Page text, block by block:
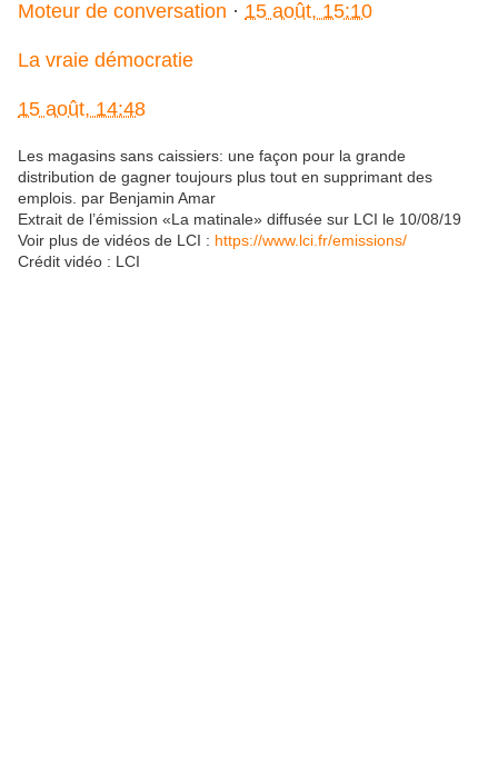
Moteur de conversation · 15 août, 15:10
La vraie démocratie
15 août, 14:48
Les magasins sans caissiers: une façon pour la grande
distribution de gagner toujours plus tout en supprimant des
emplois. par Benjamin Amar
Extrait de l’émission «La matinale» diffusée sur LCI le 10/08/19
Voir plus de vidéos de LCI : https://www.lci.fr/emissions/
Crédit vidéo : LCI